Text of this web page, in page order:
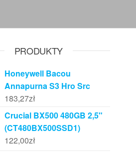
PRODUKTY
Honeywell Bacou
Annapurna S3 Hro Src
183,27zł
Crucial BX500 480GB 2,5"
(CT480BX500SSD1)
122,00zł